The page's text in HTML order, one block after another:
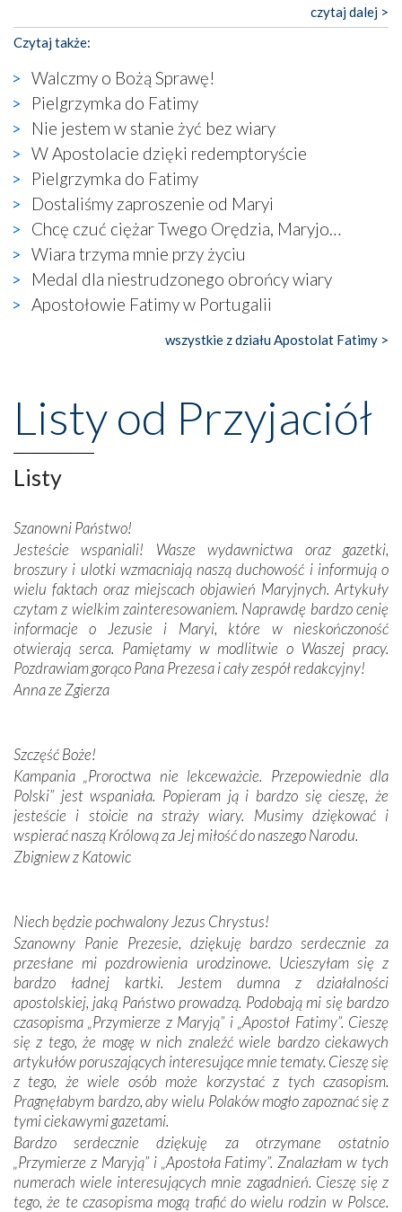
katolickiego kultu. Tylko co wspólnego z żywą,
autentyczną wiarą mogą mieć płaskie, szare bunkry albo
kaplice, w których Tabernakulum przypomina bardziej
skrzynkę na narzędzia? Albo co powiedzieć o ustawionym
tuż przy nowej bazylice wielkim krzyżu, na którym
zamiast Chrystusa umieszczono dziwaczną postać jakby
wyjętą ze starożytnych hieroglifów? W kulturowym
kontekście naszych czasów to raczej karykatura niż godny
wizerunek Zbawiciela…
Zatem nawet w bezpośrednim otoczeniu sanktuarium
naocznie przekonaliśmy się, że wewnątrz Kościoła toczy
się ogromna walka o kształt katolicyzmu i o serca
wierzących. Do czego to zmaganie może prowadzić,
widzieliśmy w urokliwym, niewielkim mieście Obidos,
gdzie w miejscu dawnego kościoła działa dzisiaj…
księgarnia.
Nasze pielgrzymkowe wyprawy, których celem były
wznoszono na chwałę Bożą, na przykład – w podzięce za
Opatrznościową pomoc w wygranej bitwie o
niepodległość kraju. Zachwyt budziła potężna, a zarazem
misterna architektura tych monumentalnych dzieł,
wspaniałe zdobienia, dbałość ich twórców o detale,
budowniczych.
Podążyliśmy też śladami fatimskich wizjonerów – Łucji
dos Santos oraz świętych Hiacynty i Franciszka Marto.
Modliliśmy się przy ich grobach. Odprawiliśmy Drogę
Krzyżową w ich rodzinnych stronach, odwiedziliśmy
domy, w których żyli.
W miejscu objawień Matki Bożej zapaliliśmy świece
Podczas tej kilkudniowej wyprawy na każdym kroku
spotykaliśmy się z serdeczną otwartością
Portugalczyków. Podziwialiśmy ich ludową sztukę i
zwyczaje. Mimo że nasze kraje są od siebie bardzo
oddalone, w żaden sposób nie czuliśmy się obco.
Sprawiła to oczywiście sama Matka Boża, ale też
kulturowa bliskość biorąca swój początek w naszej
mieliśmy okazję przekonać się, że Maryja swoją opieką
otacza nie tylko nasz naród, lecz wszystkie nacje, które
się Jej ufnie oddają, a także każdą osobę, która zawierza
Jej siebie oraz swych bliskich.
Dzieje Portugalii to również historia wierności Bogu i
odstępstw, także w życiu władców. Trudne momenty w
wymiarze tak osobistym, jak i zbiorowym, przypominają o
konieczności ciągłego zabiegania o własną duszę i o łaskę
Opatrzności. Wierność przynosi pomyślność –
przynajmniej w życiu duchowym. Odstępstwo owocuje
nieszczęściem i śmiercią. Te uniwersalne prawdy
przychodziły na myśl, gdy słuchaliśmy opowieści
przewodników o portugalskich monarchach i wodzach,
zwycięskich bitwach i nieszczęśliwych losach grzesznych
czytaj dalej >
Czytaj także:
Walczmy o Bożą Sprawę!
Pielgrzymka do Fatimy
Nie jestem w stanie żyć bez wiary
W Apostolacie dzięki redemptoryście
Pielgrzymka do Fatimy
Dostaliśmy zaproszenie od Maryi
Chcę czuć ciężar Twego Orędzia, Maryjo…
Wiara trzyma mnie przy życiu
Medal dla niestrudzonego obrońcy wiary
Apostołowie Fatimy w Portugalii
wszystkie z działu Apostolat Fatimy >
Listy od Przyjaciół
Listy
Szanowni Państwo!
Jesteście wspaniali! Wasze wydawnictwa oraz gazetki,
broszury i ulotki wzmacniają naszą duchowość i informują o
wielu faktach oraz miejscach objawień Maryjnych. Artykuły
czytam z wielkim zainteresowaniem. Naprawdę bardzo cenię
informacje o Jezusie i Maryi, które w nieskończoność
otwierają serca. Pamiętamy w modlitwie o Waszej pracy.
Pozdrawiam gorąco Pana Prezesa i cały zespół redakcyjny!
Anna ze Zgierza
Szczęść Boże!
Kampania „Proroctwa nie lekceważcie. Przepowiednie dla
Polski” jest wspaniała. Popieram ją i bardzo się cieszę, że
jesteście i stoicie na straży wiary. Musimy dziękować i
wspierać naszą Królową za Jej miłość do naszego Narodu.
Zbigniew z Katowic
Niech będzie pochwalony Jezus Chrystus!
Szanowny Panie Prezesie, dziękuję bardzo serdecznie za
przesłane mi pozdrowienia urodzinowe. Ucieszyłam się z
bardzo ładnej kartki. Jestem dumna z działalności
apostolskiej, jaką Państwo prowadzą. Podobają mi się bardzo
czasopisma „Przymierze z Maryją” i „Apostoł Fatimy”. Cieszę
się z tego, że mogę w nich znaleźć wiele bardzo ciekawych
artykułów poruszających interesujące mnie tematy. Cieszę się
z tego, że wiele osób może korzystać z tych czasopism.
Pragnęłabym bardzo, aby wielu Polaków mogło zapoznać się z
tymi ciekawymi gazetami.
Bardzo serdecznie dziękuję za otrzymane ostatnio
„Przymierze z Maryją” i „Apostoła Fatimy”. Znalazłam w tych
numerach wiele interesujących mnie zagadnień. Cieszę się z
tego, że te czasopisma mogą trafić do wielu rodzin w Polsce.